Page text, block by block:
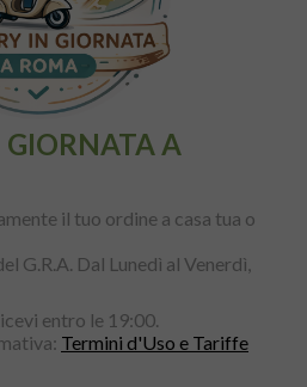
A
il tuo ordine a casa tua o
G.R.A. Dal Lunedì al Venerdì,
entro le 19:00.
Termini d'Uso e Tariffe